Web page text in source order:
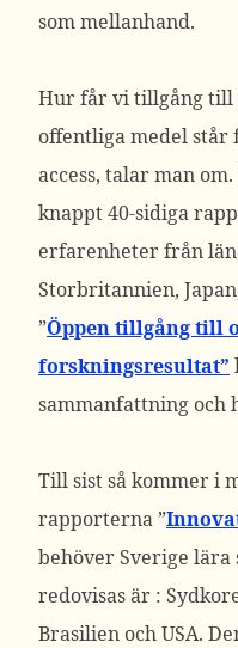
som mellanhand.
Hur får vi tillgång till
offentliga medel står
access, talar man
knappt 40-sidiga
erfarenheter från
Storbritannien,
”Öppen tillgång till
forskningsresultat”
sammanfattning och
Till sist så kommer i
rapporterna ”
behöver Sverige lära
redovisas är :
Brasilien och USA.